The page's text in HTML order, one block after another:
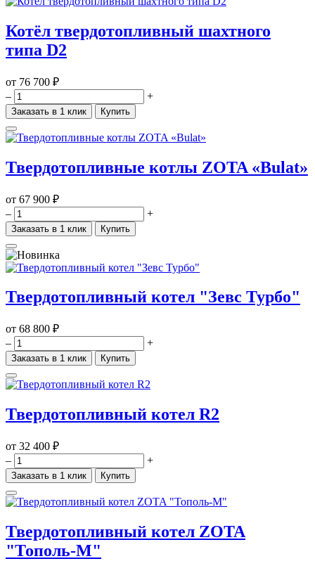
Котёл твердотопливный шахтного
типа D2
от 76 700 ₽
–
+
Заказать в 1 клик Купить
Твердотопливные котлы ZOTA «Bulat»
от 67 900 ₽
–
+
Заказать в 1 клик Купить
Твердотопливный котел "Зевс Турбо"
от 68 800 ₽
–
+
Заказать в 1 клик Купить
Твердотопливный котел R2
от 32 400 ₽
–
+
Заказать в 1 клик Купить
Твердотопливный котел ZOTA
"Тополь-М"